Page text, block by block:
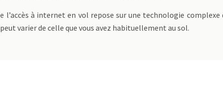
l’accès à internet en vol repose sur une technologie
varier de celle que vous avez habituellement au sol.